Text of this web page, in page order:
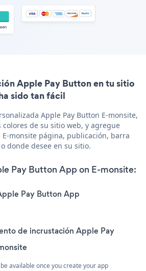
Apple Pay Button en tu sitio
sido tan fácil
Apple Pay Button E-monsite,
de su sitio web, y agregue
E-monsite página, publicación, barra
donde desee en su sitio.
Pay Button App on E-monsite:
Pay Button App
de incrustación Apple Pay
available once you create your app